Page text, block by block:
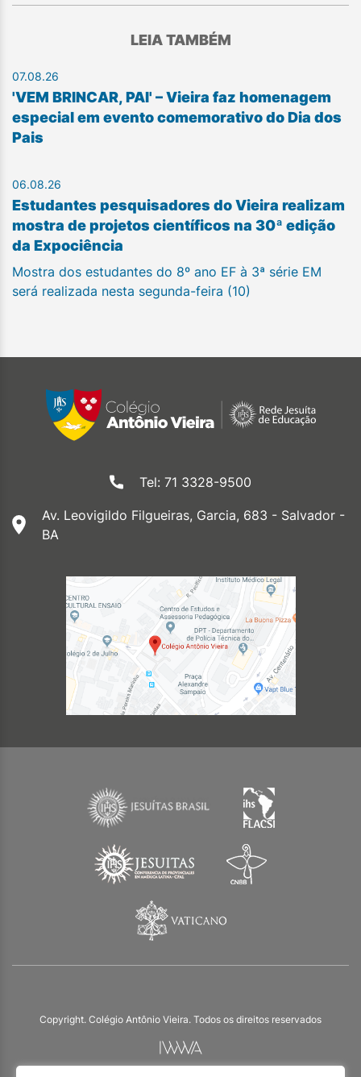
LEIA TAMBÉM
07.08.26
'VEM BRINCAR, PAI' – Vieira faz homenagem
especial em evento comemorativo do Dia dos
Pais
06.08.26
Estudantes pesquisadores do Vieira realizam
mostra de projetos científicos na 30ª edição
da Expociência
Mostra dos estudantes do 8º ano EF à 3ª série EM
será realizada nesta segunda-feira (10)
Tel: 71 3328-9500
Av. Leovigildo Filgueiras, Garcia, 683 - Salvador -
BA
Copyright. Colégio Antônio Vieira. Todos os direitos reservados